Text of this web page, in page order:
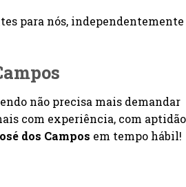
para nós, independentemente
não precisa mais demandar
com experiência, com aptidão
dos Campos em tempo hábil!